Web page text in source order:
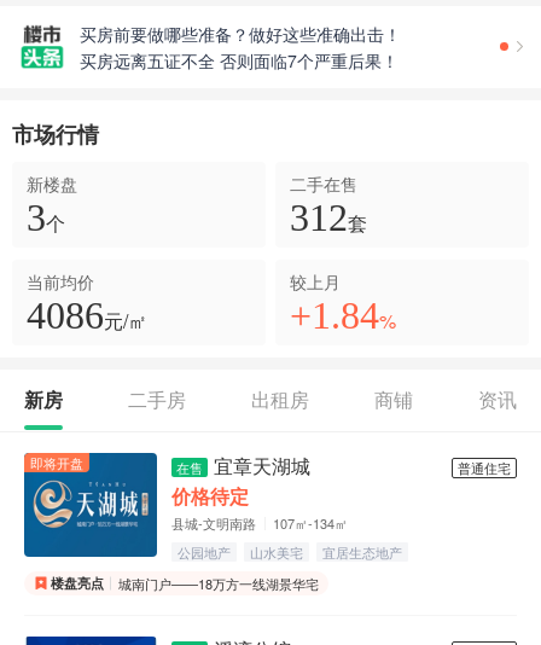
买房前要做哪些准备？做好这些准确出击！
买房远离五证不全 否则面临7个严重后果！
公摊面积怎么算？买房不能不知道的事情
楼房离马路多远才不吵 楼房如何隔音降噪
房子首付怎么算公式 首付不够怎么买房
市场行情
新楼盘
3个
二手在售
312套
当前均价
4086元/㎡
较上月
+1.84%
新房 二手房 出租房 商铺 资讯
即将开盘 普通住宅
在售
宜章天湖城
价格待定
县城-文明南路
107㎡-134㎡
公园地产
山水美宅 宜居生态地产
楼盘亮点 城南门户——18万方一线湖景华宅